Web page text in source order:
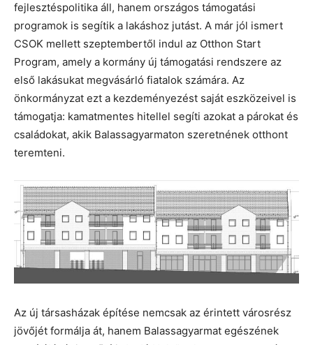
fejlesztéspolitika áll, hanem országos támogatási
programok is segítik a lakáshoz jutást. A már jól ismert
CSOK mellett szeptembertől indul az Otthon Start
Program, amely a kormány új támogatási rendszere az
első lakásukat megvásárló fiatalok számára. Az
önkormányzat ezt a kezdeményezést saját eszközeivel is
támogatja: kamatmentes hitellel segíti azokat a párokat és
családokat, akik Balassagyarmaton szeretnének otthont
teremteni.
Az új társasházak építése nemcsak az érintett városrész
jövőjét formálja át, hanem Balassagyarmat egészének